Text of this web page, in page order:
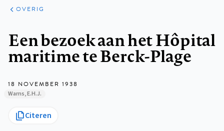
ARTIKELEN
OVERIG
OVERIG
Een bezoek aan het Hôpital
maritime te Berck-Plage
18 NOVEMBER 1938
Warns, E.H.J.
Citeren